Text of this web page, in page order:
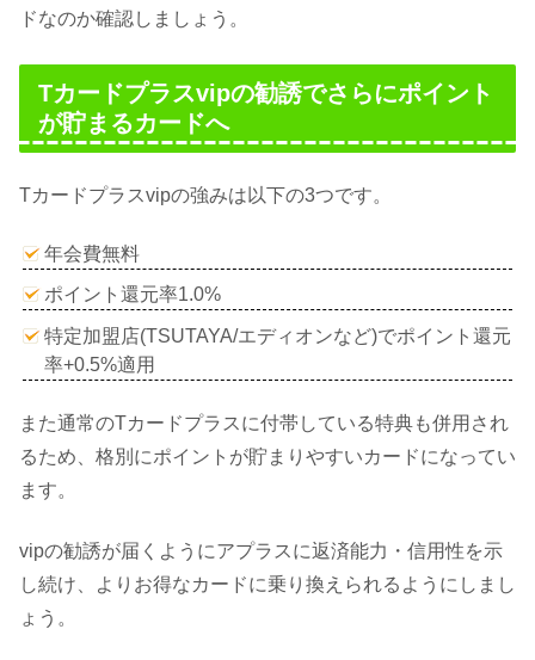
ドなのか確認しましょう。
Tカードプラスvipの勧誘でさらにポイント
が貯まるカードへ
Tカードプラスvipの強みは以下の3つです。
年会費無料
ポイント還元率1.0%
特定加盟店(TSUTAYA/エディオンなど)でポイント還元
率+0.5%適用
また通常のTカードプラスに付帯している特典も併用され
るため、格別にポイントが貯まりやすいカードになってい
ます。
vipの勧誘が届くようにアプラスに返済能力・信用性を示
し続け、よりお得なカードに乗り換えられるようにしまし
ょう。